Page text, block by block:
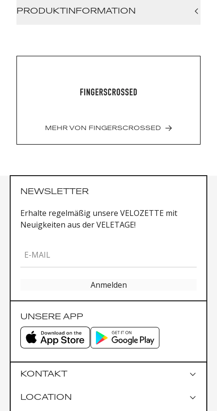
PRODUKTINFORMATION
winddicht
4-Wege-Stretch
Stoffherkunft: Italien
Materialeinsatz: 62 % Polyamid / 38 %
MEHR VON FINGERSCROSSED
NEWSLETTER
Erhalte regelmäßig unsere VELOZETTE mit
Neuigkeiten aus der VELETAGE!
E-MAIL
Anmelden
UNSERE APP
KONTAKT
LOCATION